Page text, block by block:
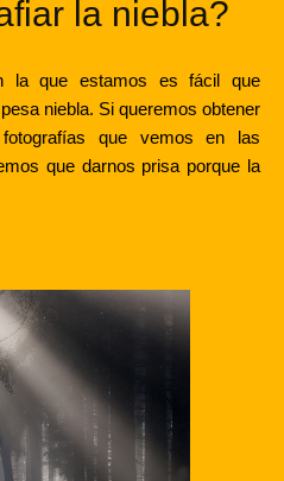
la niebla?
la que estamos es fácil que
niebla. Si queremos obtener
que vemos en las
que darnos prisa porque la